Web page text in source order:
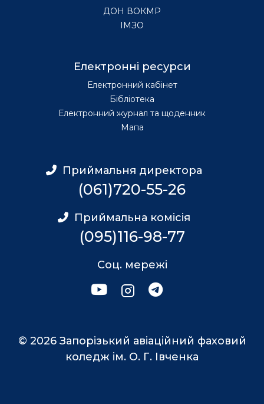
ДОН ВОКМР
ІМЗО
Електронні ресурси
Електронний кабінет
Бібліотека
Електронний журнал та щоденник
Мапа
Приймальня директора
(061)720-55-26
Приймальна комісія
(095)116-98-77
Соц. мережі
© 2026 Запорізький авіаційний фаховий
коледж ім. О. Г. Івченка